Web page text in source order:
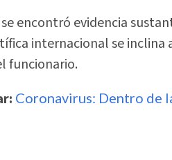
encontró evidencia
internacional se inclina
funcionario.
Coronavirus: Dentro de